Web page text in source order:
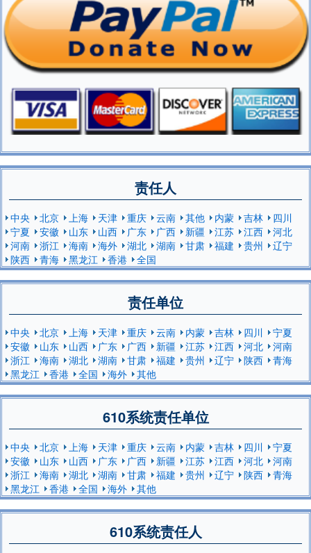
责任人
中央 北京 上海 天津 重庆 云南 其他 内蒙 吉林
四川
宁夏
安徽 山东 山西 广东 广西 新疆 江苏 江西
河北
河南
浙江 海南 海外 湖北 湖南 甘肃 福建 贵州
辽宁
陕西
青海 黑龙江 香港 全国
责任单位
中央 北京 上海 天津 重庆 云南 内蒙 吉林 四川
宁夏
安徽
山东 山西 广东 广西 新疆 江苏 江西 河北
河南
浙江
海南 湖北 湖南 甘肃 福建 贵州 辽宁 陕西
青海
黑龙江
香港 全国 海外 其他
610系统责任单位
中央 北京 上海 天津 重庆 云南 内蒙 吉林 四川
宁夏
安徽
山东 山西 广东 广西 新疆 江苏 江西 河北
河南
浙江
海南 湖北 湖南 甘肃 福建 贵州 辽宁 陕西
青海
黑龙江
香港 全国 海外 其他
610系统责任人